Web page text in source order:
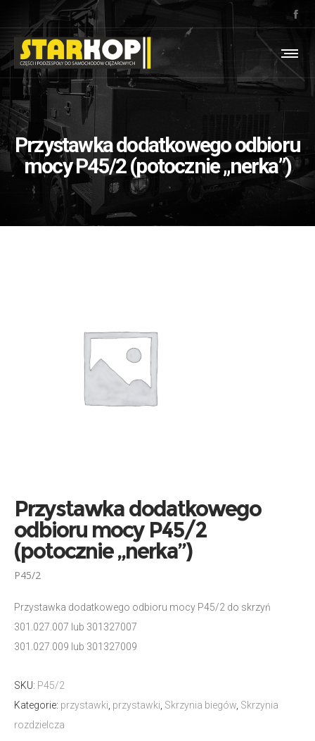
Przystawka dodatkowego odbioru
mocy P45/2 (potocznie „nerka”)
Przystawka dodatkowego
odbioru mocy P45/2
(potocznie „nerka”)
P45/2
Przystawka dodatkowego odbioru mocy P45/2 do skrzyń
301.027.007 lub 301327007
301.027.009 lub 301327009
SKU: P45/2
Kategorie: przystawki przystawki Skrzynia biegów Skrzynia
rozdzielcza